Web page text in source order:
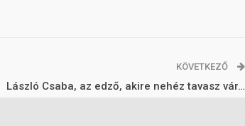
KÖVETKEZŐ
László Csaba, az edző, akire nehéz tavasz vár…